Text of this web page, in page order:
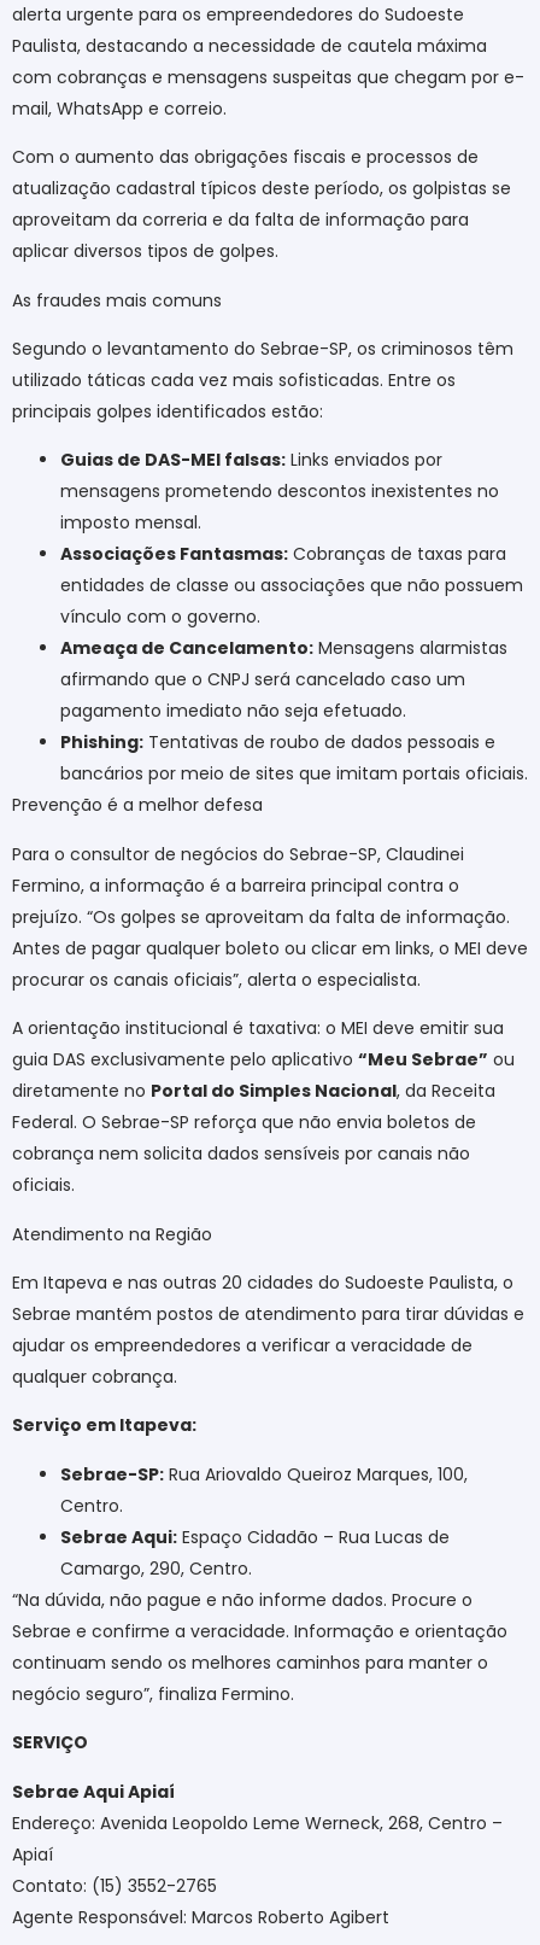
alerta urgente para os empreendedores do Sudoeste
Paulista, destacando a necessidade de cautela máxima
com cobranças e mensagens suspeitas que chegam por e-
mail, WhatsApp e correio.
Com o aumento das obrigações fiscais e processos de
atualização cadastral típicos deste período, os golpistas se
aproveitam da correria e da falta de informação para
aplicar diversos tipos de golpes.
As fraudes mais comuns
Segundo o levantamento do Sebrae-SP, os criminosos têm
utilizado táticas cada vez mais sofisticadas. Entre os
principais golpes identificados estão:
Guias de DAS-MEI falsas: Links enviados por
mensagens prometendo descontos inexistentes no
imposto mensal.
Associações Fantasmas: Cobranças de taxas para
entidades de classe ou associações que não possuem
vínculo com o governo.
Ameaça de Cancelamento: Mensagens alarmistas
afirmando que o CNPJ será cancelado caso um
pagamento imediato não seja efetuado.
Phishing: Tentativas de roubo de dados pessoais e
bancários por meio de sites que imitam portais oficiais.
Prevenção é a melhor defesa
Para o consultor de negócios do Sebrae-SP, Claudinei
Fermino, a informação é a barreira principal contra o
prejuízo. “Os golpes se aproveitam da falta de informação.
Antes de pagar qualquer boleto ou clicar em links, o MEI deve
procurar os canais oficiais”, alerta o especialista.
A orientação institucional é taxativa: o MEI deve emitir sua
guia DAS exclusivamente pelo aplicativo “Meu Sebrae” ou
diretamente no Portal do Simples Nacional, da Receita
Federal. O Sebrae-SP reforça que não envia boletos de
cobrança nem solicita dados sensíveis por canais não
oficiais.
Atendimento na Região
Em Itapeva e nas outras 20 cidades do Sudoeste Paulista, o
Sebrae mantém postos de atendimento para tirar dúvidas e
ajudar os empreendedores a verificar a veracidade de
qualquer cobrança.
Serviço em Itapeva:
Sebrae-SP: Rua Ariovaldo Queiroz Marques, 100,
Centro.
Sebrae Aqui: Espaço Cidadão – Rua Lucas de
Camargo, 290, Centro.
“Na dúvida, não pague e não informe dados. Procure o
Sebrae e confirme a veracidade. Informação e orientação
continuam sendo os melhores caminhos para manter o
negócio seguro”, finaliza Fermino.
SERVIÇO
Sebrae Aqui Apiaí
Endereço: Avenida Leopoldo Leme Werneck, 268, Centro –
Apiaí
Contato: (15) 3552-2765
Agente Responsável: Marcos Roberto Agibert